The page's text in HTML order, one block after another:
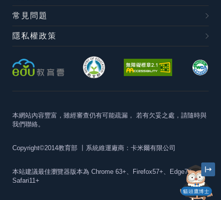
貓頭鷹博士
常見問題
隱私權政策
本網站內容豐富，雖經審查仍有可能疏漏， 若有欠妥之處，請隨時與
我們聯絡。
Copyright©2014教育部 丨系統維運廠商：卡米爾有限公司
本站建議最佳瀏覽器版本為 Chrome 63+、Firefox57+、Edge79+及
Safari11+